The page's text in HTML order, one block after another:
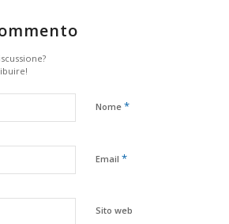
Nome *
Email *
Sito web